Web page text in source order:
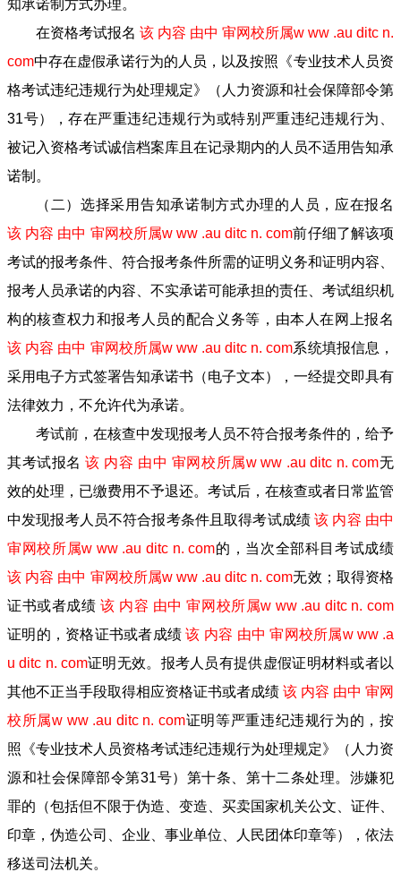
知承诺制方式办理。
在资格考试报名 该 内容 由中 审网校所属w ww .au ditc n.
com中存在虚假承诺行为的人员，以及按照《专业技术人员资
格考试违纪违规行为处理规定》（人力资源和社会保障部令第
31号），存在严重违纪违规行为或特别严重违纪违规行为、
被记入资格考试诚信档案库且在记录期内的人员不适用告知承
诺制。
（二）选择采用告知承诺制方式办理的人员，应在报名
该 内容 由中 审网校所属w ww .au ditc n. com前仔细了解该项
考试的报考条件、符合报考条件所需的证明义务和证明内容、
报考人员承诺的内容、不实承诺可能承担的责任、考试组织机
构的核查权力和报考人员的配合义务等，由本人在网上报名
该 内容 由中 审网校所属w ww .au ditc n. com系统填报信息，
采用电子方式签署告知承诺书（电子文本），一经提交即具有
法律效力，不允许代为承诺。
考试前，在核查中发现报考人员不符合报考条件的，给予
其考试报名 该 内容 由中 审网校所属w ww .au ditc n. com无
效的处理，已缴费用不予退还。考试后，在核查或者日常监管
中发现报考人员不符合报考条件且取得考试成绩 该 内容 由中
审网校所属w ww .au ditc n. com的，当次全部科目考试成绩
该 内容 由中 审网校所属w ww .au ditc n. com无效；取得资格
证书或者成绩 该 内容 由中 审网校所属w ww .au ditc n. com
证明的，资格证书或者成绩 该 内容 由中 审网校所属w ww .a
u ditc n. com证明无效。报考人员有提供虚假证明材料或者以
其他不正当手段取得相应资格证书或者成绩 该 内容 由中 审网
校所属w ww .au ditc n. com证明等严重违纪违规行为的，按
照《专业技术人员资格考试违纪违规行为处理规定》（人力资
源和社会保障部令第31号）第十条、第十二条处理。涉嫌犯
罪的（包括但不限于伪造、变造、买卖国家机关公文、证件、
印章，伪造公司、企业、事业单位、人民团体印章等），依法
移送司法机关。